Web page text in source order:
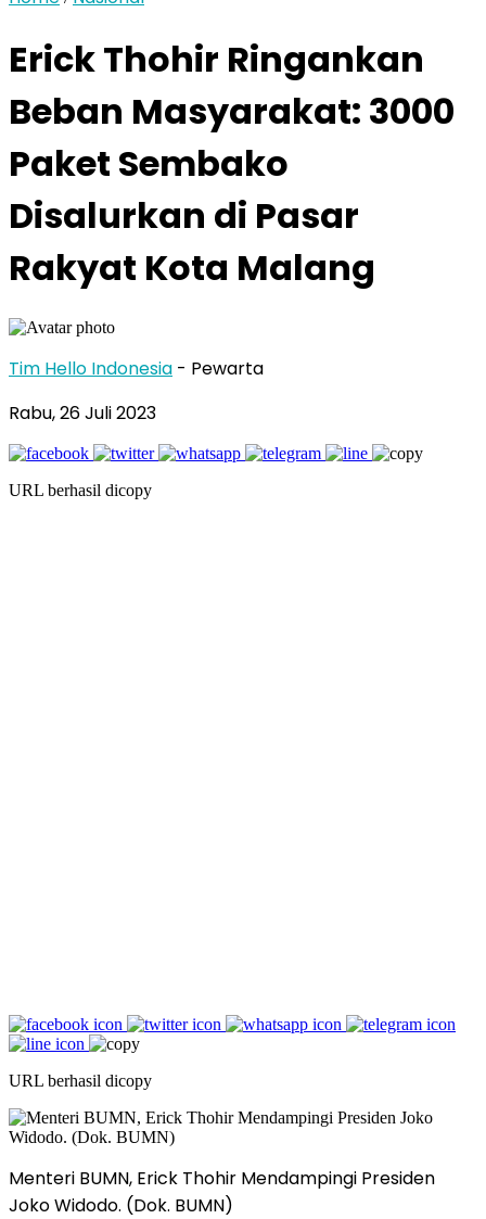
Erick Thohir Ringankan
Beban Masyarakat: 3000
Paket Sembako
Disalurkan di Pasar
Rakyat Kota Malang
Tim Hello Indonesia - Pewarta
Rabu, 26 Juli 2023
URL berhasil dicopy
URL berhasil dicopy
Menteri BUMN, Erick Thohir Mendampingi Presiden
Joko Widodo. (Dok. BUMN)